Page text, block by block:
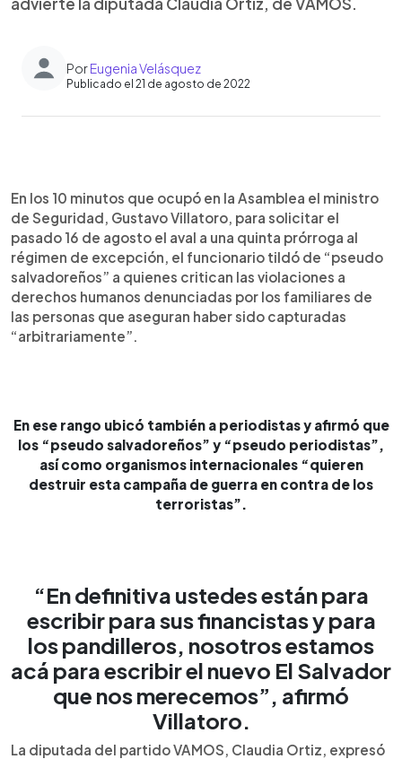
PorEugenia Velásquez
Publicado el 21 de agosto de 2022
► Escuchar artículo
En los 10 minutos que ocupó en la Asamblea el ministro
de Seguridad, Gustavo Villatoro, para solicitar el
pasado 16 de agosto el aval a una quinta prórroga al
régimen de excepción, el funcionario tildó de “pseudo
salvadoreños” a quienes critican las violaciones a
derechos humanos denunciadas por los familiares de
las personas que aseguran haber sido capturadas
“arbitrariamente”.
En ese rango ubicó también a periodistas y afirmó que
los “pseudo salvadoreños” y “pseudo periodistas”,
así como organismos internacionales “quieren
destruir esta campaña de guerra en contra de los
terroristas”.
“En definitiva ustedes están para
escribir para sus financistas y para
los pandilleros, nosotros estamos
acá para escribir el nuevo El Salvador
que nos merecemos”, afirmó
Villatoro.
La diputada del partido VAMOS, Claudia Ortiz, expresó